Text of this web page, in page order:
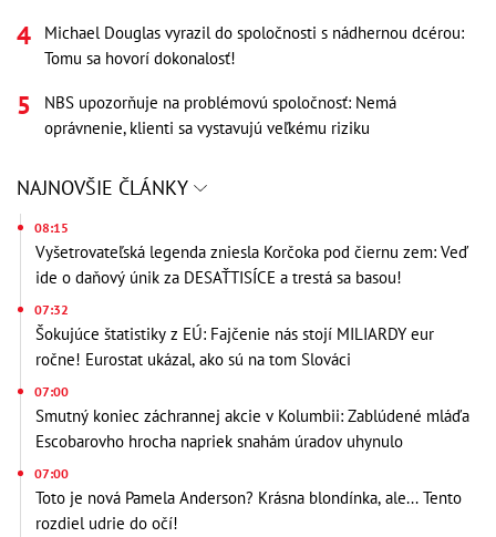
Michael Douglas vyrazil do spoločnosti s nádhernou dcérou:
Tomu sa hovorí dokonalosť!
NBS upozorňuje na problémovú spoločnosť: Nemá
oprávnenie, klienti sa vystavujú veľkému riziku
NAJNOVŠIE ČLÁNKY
08:15
Vyšetrovateľská legenda zniesla Korčoka pod čiernu zem: Veď
ide o daňový únik za DESAŤTISÍCE a trestá sa basou!
07:32
Šokujúce štatistiky z EÚ: Fajčenie nás stojí MILIARDY eur
ročne! Eurostat ukázal, ako sú na tom Slováci
07:00
Smutný koniec záchrannej akcie v Kolumbii: Zablúdené mláďa
Escobarovho hrocha napriek snahám úradov uhynulo
07:00
Toto je nová Pamela Anderson? Krásna blondínka, ale... Tento
rozdiel udrie do očí!